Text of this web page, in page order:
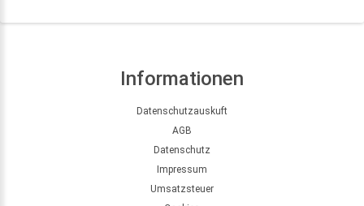
Informationen
Datenschutzauskuft
AGB
Datenschutz
Impressum
Umsatzsteuer